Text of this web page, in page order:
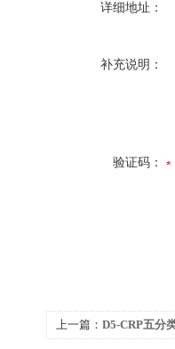
详细地址：
补充说明：
验证码：
上一篇： D5-CRP五分